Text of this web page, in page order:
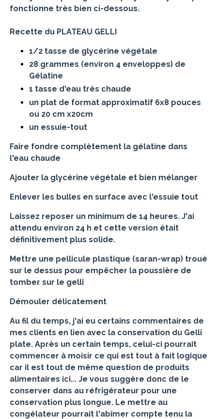
fonctionne très bien ci-dessous.
Recette du PLATEAU GELLI
1/2 tasse de glycérine végétale
28 grammes (environ 4 enveloppes) de
Gélatine
1 tasse d'eau très chaude
un plat de format approximatif 6x8 pouces
ou 20 cm x20cm
un essuie-tout
Faire fondre complètement la gélatine dans
l'eau chaude
Ajouter la glycérine végétale et bien mélanger
Enlever les bulles en surface avec l'essuie tout
Laissez reposer un minimum de 14 heures. J'ai
attendu environ 24 h et cette version était
définitivement plus solide.
Mettre une pellicule plastique (saran-wrap) troué
sur le dessus pour empêcher la poussière de
tomber sur le gelli
Démouler délicatement
Au fil du temps, j'ai eu certains commentaires de
mes clients en lien avec la conservation du Gelli
plate. Après un certain temps, celui-ci pourrait
commencer à moisir ce qui est tout à fait logique
car il est tout de même question de produits
alimentaires ici... Je vous suggère donc de le
conserver dans au réfrigérateur pour une
conservation plus longue. Le mettre au
congélateur pourrait l'abîmer compte tenu la